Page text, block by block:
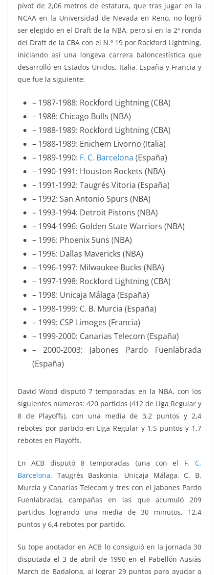
pívot de 2,06 metros de estatura, que tras jugar en la
NCAA en la Universidad de Nevada en Reno, no logró
ser elegido en el Draft de la NBA, pero sí en la 2ª ronda
del Draft de la CBA con el N.º 19 por Rockford Lightning,
iniciando así una longeva carrera baloncestística que
desarrolló en Estados Unidos, Italia, España y Francia y
que fue la siguiente:
– 1987-1988: Rockford Lightning (CBA)
– 1988: Chicago Bulls (NBA)
– 1988-1989: Rockford Lightning (CBA)
– 1988-1989: Enichem Livorno (Italia)
– 1989-1990: F. C. Barcelona (España)
– 1990-1991: Houston Rockets (NBA)
– 1991-1992: Taugrés Vitoria (España)
– 1992: San Antonio Spurs (NBA)
– 1993-1994: Detroit Pistons (NBA)
– 1994-1996: Golden State Warriors (NBA)
– 1996: Phoenix Suns (NBA)
– 1996: Dallas Mavericks (NBA)
– 1996-1997: Milwaukee Bucks (NBA)
– 1997-1998: Rockford Lightning (CBA)
– 1998: Unicaja Málaga (España)
– 1998-1999: C. B. Murcia (España)
– 1999: CSP Limoges (Francia)
– 1999-2000: Canarias Telecom (España)
– 2000-2003: Jabones Pardo Fuenlabrada
(España)
David Wood disputó 7 temporadas en la NBA, con los
siguientes números: 420 partidos (412 de Liga Regular y
8 de Playoffs), con una media de 3,2 puntos y 2,4
rebotes por partido en Liga Regular y 1,5 puntos y 1,7
rebotes en Playoffs.
En ACB disputó 8 temporadas (una con el F. C.
Barcelona, Taugrés Baskonia, Unicaja Málaga, C. B.
Murcia y Canarias Telecom y tres con el Jabones Pardo
Fuenlabrada), campañas en las que acumuló 209
partidos logrando una media de 30 minutos, 12,4
puntos y 6,4 rebotes por partido.
Su tope anotador en ACB lo consiguió en la jornada 30
disputada el 3 de abril de 1990 en el Pabellón Ausiàs
March de Badalona, al lograr 29 puntos para ayudar a